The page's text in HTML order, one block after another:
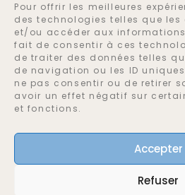
Pour offrir les meilleures
des technologies telles que les
et/ou accéder aux
fait de consentir à ces
de traiter des données telles
de navigation ou les ID
ne pas consentir ou de retirer
avoir un effet négatif sur
et fonctions.
Accepter
Refuser
SUIVEZ NOUS
12, rue de Bourgogne
Metro D, arrêt Valmy